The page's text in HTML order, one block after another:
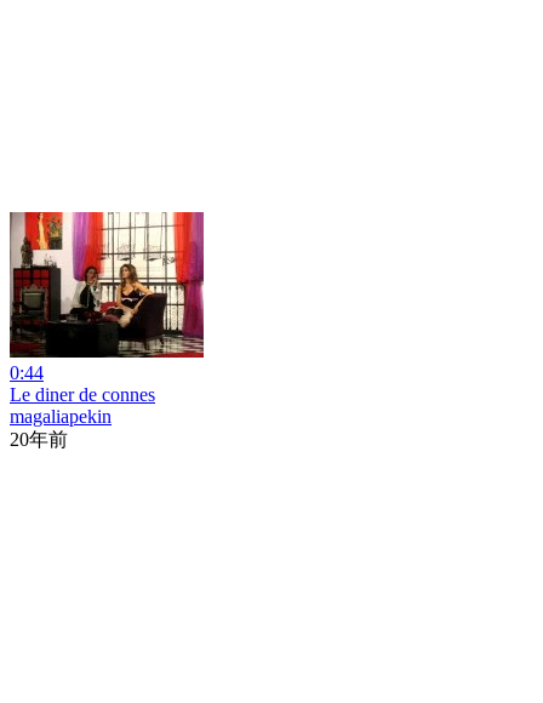
0:44
Le diner de connes
magaliapekin
20年前